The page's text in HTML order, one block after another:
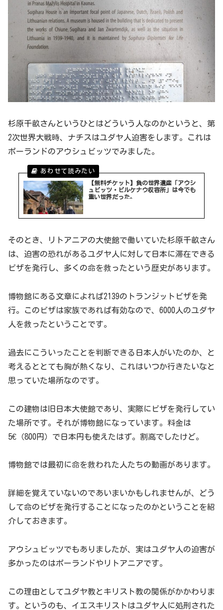
杉原千畝さんというひとはどういう人なのかというと、第
2次世界大戦時、ナチスはユダヤ人迫害をします。これは
ポーランドのアウシュビッツでみました。
【無料チケット】負の世界遺産「アウシ
ュビッツ・ビルケナウ収容所」は今でも
重い世界だった。
そのとき、リトアニアの大使館で働いていた杉原千畝さん
は、迫害の恐れがあるユダヤ人に対して日本に滞在できる
ビザを発行し、多くの命を救ったという歴史があります。
博物館にある文章によれば2139のトランジットビザを発
行。このビザは家族であれば有効なので、6000人のユダヤ
人を救ったということです。
過去にこういったことを判断できる日本人がいたのか、と
考えるととても胸が熱くなり、これはいつか行きたいなと
思っていた場所なのです。
この建物は旧日本大使館であり、実際にビザを発行してい
た場所です。それが博物館になっています。料金は
5€（800円）で日本円も使えたはず。割高でしたけど。
博物館では最初に命を救われた人たちの動画があります。
詳細を覚えていないのであいまいかもしれませんが、どう
して命のビザを発行することになったのかということを紹
介しておきます。
アウシュビッツでもありましたが、実はユダヤ人の迫害が
多かったのはポーランドやリトアニアです。
この理由としてユダヤ教とキリスト教の関係がかかわりま
す。というのも、イエスキリストはユダヤ人に処刑された